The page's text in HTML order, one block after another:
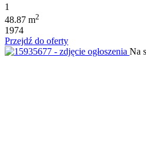
1
48.87 m2
1974
Przejdź do oferty
Na